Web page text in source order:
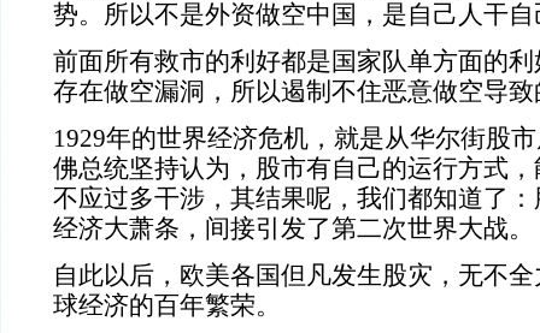
势。所以不是外资做空中国，是自己人干自
前面所有救市的利好都是国家队单方面的
存在做空漏洞，所以遏制不住恶意做空导
1929年的世界经济危机，就是从华尔街股
佛总统坚持认为，股市有自己的运行方式
不应过多干涉，其结果呢，我们都知道了
经济大萧条，间接引发了第二次世界大战。
自此以后，欧美各国但凡发生股灾，无不
球经济的百年繁荣。